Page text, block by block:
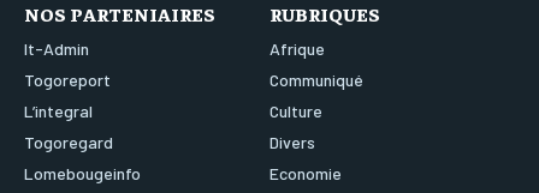
NOS PARTENIAIRES
It-Admin
Togoreport
L’integral
Togoregard
Lomebougeinfo
RUBRIQUES
Afrique
Communiqué
Culture
Divers
Economie